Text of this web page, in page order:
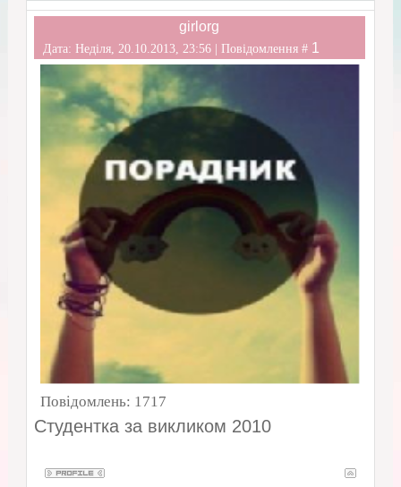
girlorg
Дата: Неділя, 20.10.2013, 23:56 | Повідомлення # 1
Повідомлень: 1717
Студентка за викликом 2010